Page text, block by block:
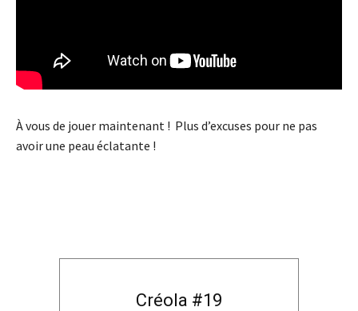
À vous de jouer maintenant ! Plus d’excuses pour ne pas
avoir une peau éclatante !
Créola #19